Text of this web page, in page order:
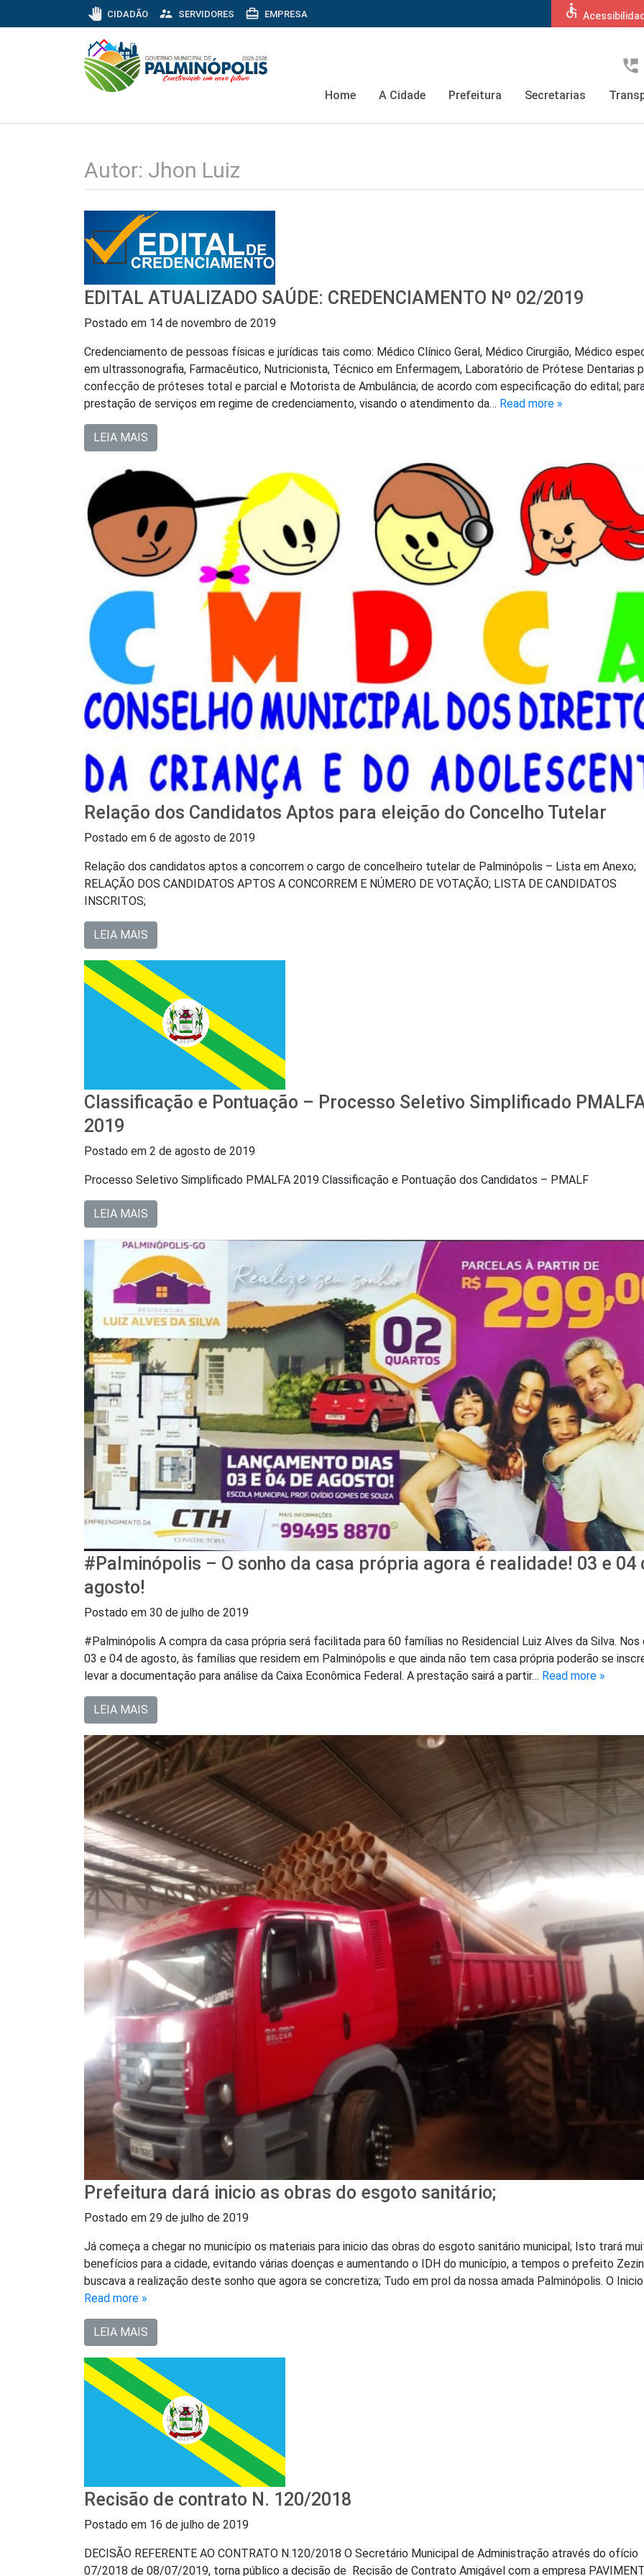
pan_tool CIDADÃO supervisor_account SERVIDORES card_travel EMPRESA accessible
perm_phone_msg
Home A Cidade Prefeitura Secretarias
Autor: Jhon Luiz
EDITAL ATUALIZADO SAÚDE: CREDENCIAMENTO Nº 02/2019
Postado em 14 de novembro de 2019
Credenciamento de pessoas físicas e jurídicas tais como: Médico Clínico Geral, Médico Cirurgião, Médico
em ultrassonografia, Farmacêutico, Nutricionista, Técnico em Enfermagem, Laboratório de Prótese Dentarias
confecção de próteses total e parcial e Motorista de Ambulância; de acordo com especificação do edital;
prestação de serviços em regime de credenciamento, visando o atendimento da… Read more »
LEIA MAIS
Relação dos Candidatos Aptos para eleição do Concelho Tutelar
Postado em 6 de agosto de 2019
Relação dos candidatos aptos a concorrem o cargo de concelheiro tutelar de Palminópolis – Lista em Anexo;
RELAÇÃO DOS CANDIDATOS APTOS A CONCORREM E NÚMERO DE VOTAÇÃO; LISTA DE CANDIDATOS
INSCRITOS;
LEIA MAIS
Classificação e Pontuação – Processo Seletivo Simplificado
2019
Postado em 2 de agosto de 2019
Processo Seletivo Simplificado PMALFA 2019 Classificação e Pontuação dos Candidatos – PMALF
LEIA MAIS
#Palminópolis – O sonho da casa própria agora é realidade! 03 e 04
agosto!
Postado em 30 de julho de 2019
#Palminópolis A compra da casa própria será facilitada para 60 famílias no Residencial Luiz Alves da Silva. Nos
03 e 04 de agosto, às famílias que residem em Palminópolis e que ainda não tem casa própria poderão se
levar a documentação para análise da Caixa Econômica Federal. A prestação sairá a partir… Read more »
LEIA MAIS
Prefeitura dará inicio as obras do esgoto sanitário;
Postado em 29 de julho de 2019
Já começa a chegar no município os materiais para inicio das obras do esgoto sanitário municipal; Isto trará
benefícios para a cidade, evitando várias doenças e aumentando o IDH do município, a tempos o prefeito
buscava a realização deste sonho que agora se concretiza; Tudo em prol da nossa amada Palminópolis. O
Read more »
LEIA MAIS
Recisão de contrato N. 120/2018
Postado em 16 de julho de 2019
DECISÃO REFERENTE AO CONTRATO N.120/2018 O Secretário Municipal de Administração através do ofício
07/2018 de 08/07/2019, torna público a decisão de Recisão de Contrato Amigável com a empresa